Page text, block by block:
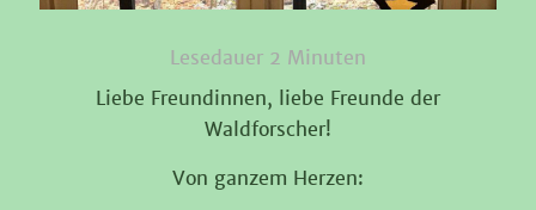
Lesedauer 2 Minuten
Liebe Freundinnen, liebe Freunde der
Waldforscher!
Von ganzem Herzen: